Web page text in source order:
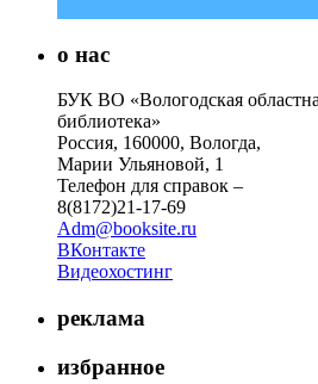
о нас
БУК ВО «Вологодская
библиотека»
Россия, 160000, Вологда,
Марии Ульяновой, 1
Телефон для справок –
8(8172)21-17-69
Adm@booksite.ru
ВКонтакте
Видеохостинг
реклама
избранное